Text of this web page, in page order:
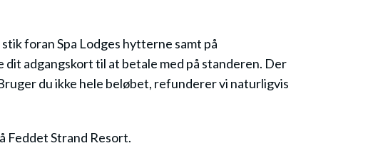
foran Spa Lodges hytterne samt på
adgangskort til at betale med på standeren. Der
du ikke hele beløbet, refunderer vi naturligvis
Feddet Strand Resort.